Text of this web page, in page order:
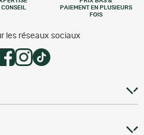
CONSEIL
PAIEMENT EN PLUSIEURS
FOIS
les réseaux sociaux